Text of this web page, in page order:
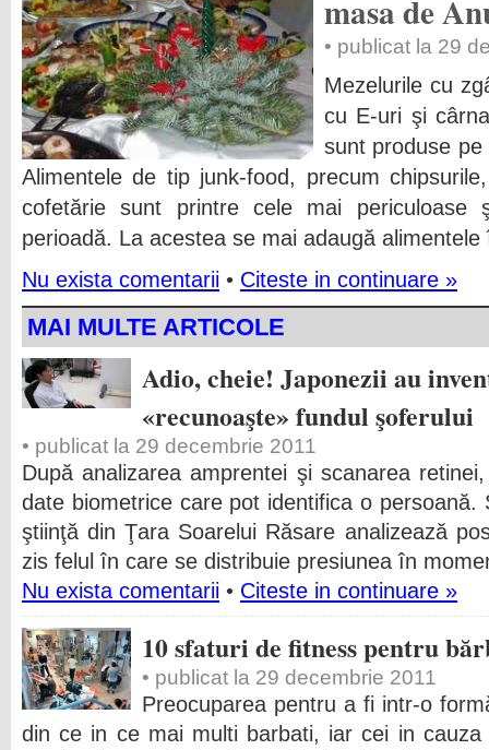
masa de
• publicat la 29
Mezelurile cu
cu E-uri şi
sunt produse
Alimentele de tip junk-food, precum
cofetărie sunt printre cele mai periculoase
perioadă. La acestea se mai adaugă alimentele
Nu exista comentarii • Citeste in continuare »
MAI MULTE ARTICOLE
Adio, cheie! Japonezii au
«recunoaşte» fundul şoferului
• publicat la 29 decembrie 2011
După analizarea amprentei şi scanarea
date biometrice care pot identifica o persoană.
ştiinţă din Ţara Soarelui Răsare analizează
zis felul în care se distribuie presiunea în
Nu exista comentarii • Citeste in continuare »
10 sfaturi de fitness pentru
• publicat la 29 decembrie 2011
Preocuparea pentru a fi intr-o
din ce in ce mai multi barbati, iar cei in